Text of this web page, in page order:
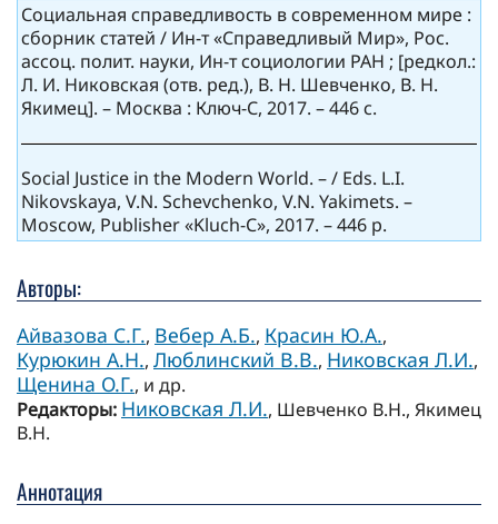
Социальная справедливость в современном мире :
сборник статей / Ин-т «Справедливый Мир», Рос.
ассоц. полит. науки, Ин-т социологии РАН ; [редкол.:
Л. И. Никовская (отв. ред.), В. Н. Шевченко, В. Н.
Якимец]. – Москва : Ключ-С, 2017. – 446 с.
Social Justice in the Modern World. – / Eds. L.I.
Nikovskaya, V.N. Schevchenko, V.N. Yakimets. –
Moscow, Publisher «Kluch-C», 2017. – 446 p.
Авторы:
Айвазова С.Г., Вебер А.Б., Красин Ю.А.,
Курюкин А.Н., Люблинский В.В., Никовская Л.И.,
Щенина О.Г., и др.
Редакторы: Никовская Л.И., Шевченко В.Н., Якимец
В.Н.
Аннотация